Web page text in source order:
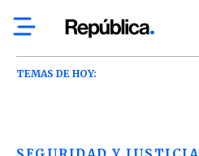
TEMAS DE HOY: